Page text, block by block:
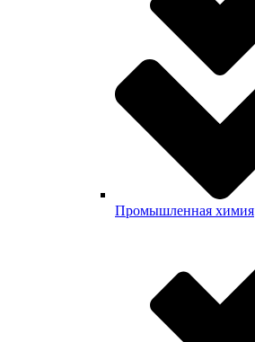
Промышленная химия